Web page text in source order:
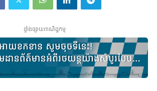
ផ្ទាំងផ្សាយពាណិជ្ជកម្ម